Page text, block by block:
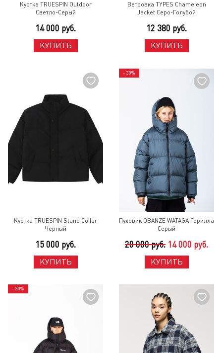
Куртка TRUESPIN Outdoor
Светло-Серый
14 000 руб.
КУПИТЬ
Ветровка TYPES Chameleon
Jacket Серо-Голубой
12 380 руб.
КУПИТЬ
Куртка TRUESPIN Stand Collar
Черный
15 000 руб.
КУПИТЬ
- 30%
Пуховик OBANZE WATAGA Горилла
Серый
20 000 руб. 14 000 руб.
КУПИТЬ
- 30%